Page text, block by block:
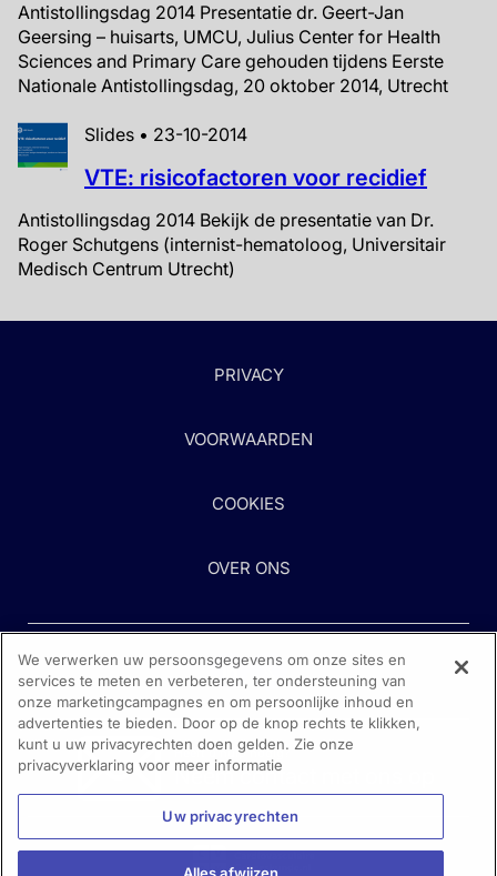
Antistollingsdag 2014 Presentatie dr. Geert-Jan
Geersing – huisarts, UMCU, Julius Center for Health
Sciences and Primary Care gehouden tijdens Eerste
Nationale Antistollingsdag, 20 oktober 2014, Utrecht
Slides • 23-10-2014
VTE: risicofactoren voor recidief
Antistollingsdag 2014 Bekijk de presentatie van Dr.
Roger Schutgens (internist-hematoloog, Universitair
Medisch Centrum Utrecht)
PRIVACY
VOORWAARDEN
COOKIES
OVER ONS
Heeft u hulp nodig?
Neem contact met ons op
We verwerken uw persoonsgegevens om onze sites en
services te meten en verbeteren, ter ondersteuning van
onze marketingcampagnes en om persoonlijke inhoud en
advertenties te bieden. Door op de knop rechts te klikken,
kunt u uw privacyrechten doen gelden. Zie onze
privacyverklaring voor meer informatie
Uw privacyrechten